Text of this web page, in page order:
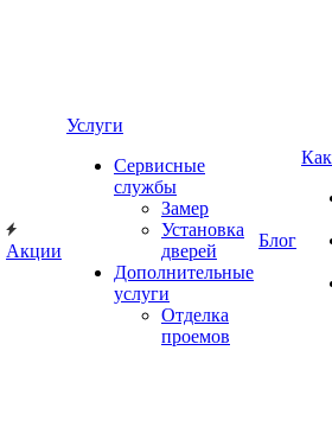
Акции
Услуги
Сервисные
службы
Замер
Установка
дверей
Дополнительные
услуги
Отделка
проемов
Блог